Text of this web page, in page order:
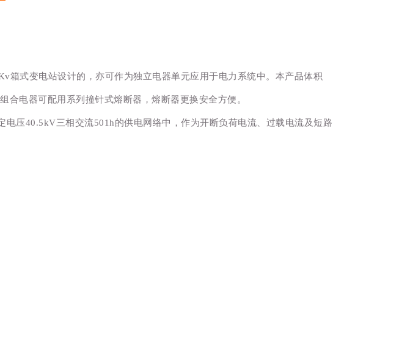
式变电站设计的，亦可作为独立电器单元应用于电力系统中。本产品体积
电器可配用系列撞针式熔断器，熔断器更换安全方便。
40.5kV三相交流501h的供电网络中，作为开断负荷电流、过载电流及短路